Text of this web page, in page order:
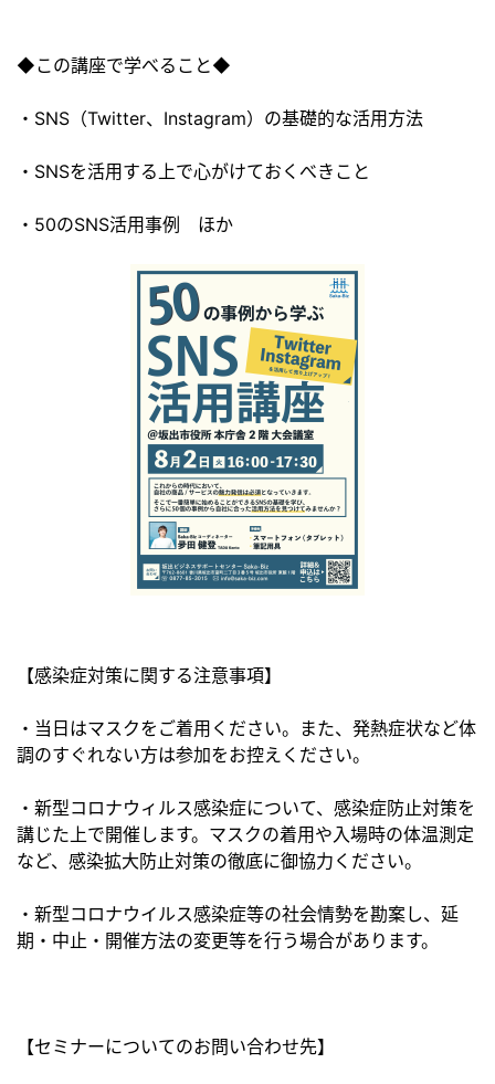
◆この講座で学べること◆
・SNS（Twitter、Instagram）の基礎的な活用方法
・SNSを活用する上で心がけておくべきこと
・50のSNS活用事例 ほか
【感染症対策に関する注意事項】
・当日はマスクをご着用ください。また、発熱症状など体
調のすぐれない方は参加をお控えください。
・新型コロナウィルス感染症について、感染症防止対策を
講じた上で開催します。マスクの着用や入場時の体温測定
など、感染拡大防止対策の徹底に御協力ください。
・新型コロナウイルス感染症等の社会情勢を勘案し、延
期・中止・開催方法の変更等を行う場合があります。
【セミナーについてのお問い合わせ先】